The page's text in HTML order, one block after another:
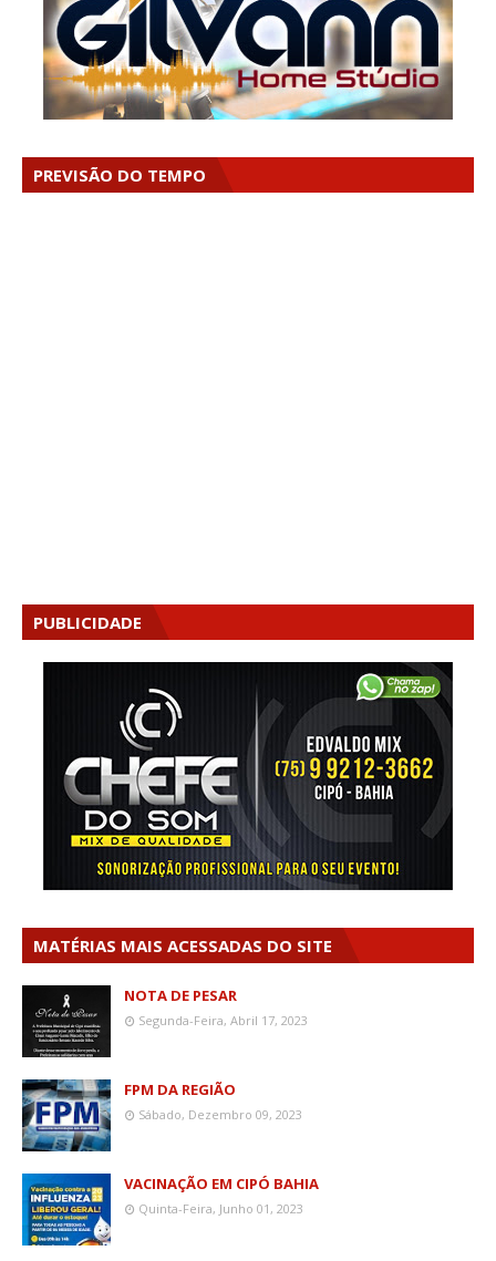
PREVISÃO DO TEMPO
PUBLICIDADE
MATÉRIAS MAIS ACESSADAS DO SITE
NOTA DE PESAR
Segunda-Feira, Abril 17, 2023
FPM DA REGIÃO
Sábado, Dezembro 09, 2023
VACINAÇÃO EM CIPÓ BAHIA
Quinta-Feira, Junho 01, 2023